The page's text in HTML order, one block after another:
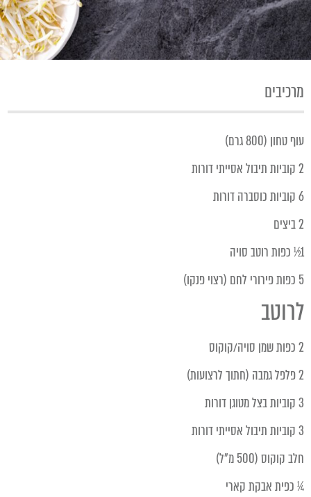
מרכיבים
עוף טחון (800 גרם)
2 קוביות תיבול אסייתי דורות
6 קוביות כוסברה דורות
2 ביצים
1½ כפות רוטב סויה
5 כפות פירורי לחם (רצוי פנקו)
לרוטב
2 כפות שמן סויה/קוקוס
2 פלפל גמבה (חתוך לרצועות)
3 קוביות בצל מטוגן דורות
3 קוביות תיבול אסייתי דורות
חלב קוקוס (500 מ"ל)
¼ כפית אבקת קארי